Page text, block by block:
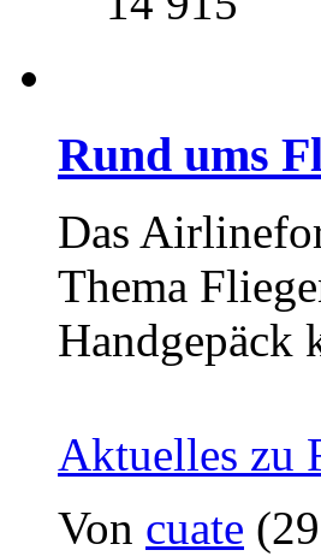
Rund ums
Das
Thema
Handgepäck
Aktuelles zu
Von cuate